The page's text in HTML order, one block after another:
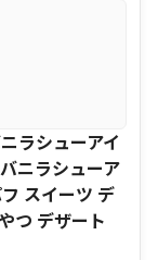
ラシューアイ
ニラシューア
スイーツ デ
つ デザート